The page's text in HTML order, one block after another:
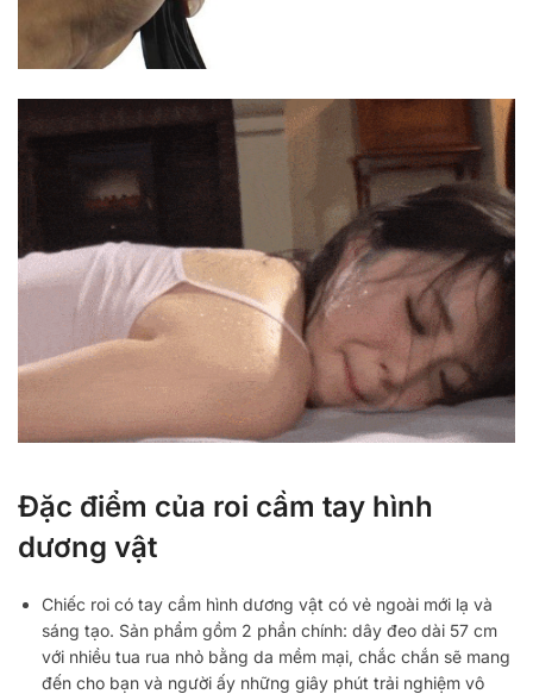
Đặc điểm của roi cầm tay hình
dương vật
Chiếc roi có tay cầm hình dương vật có vẻ ngoài mới lạ và
sáng tạo. Sản phẩm gồm 2 phần chính: dây đeo dài 57 cm
với nhiều tua rua nhỏ bằng da mềm mại, chắc chắn sẽ mang
đến cho bạn và người ấy những giây phút trải nghiệm vô